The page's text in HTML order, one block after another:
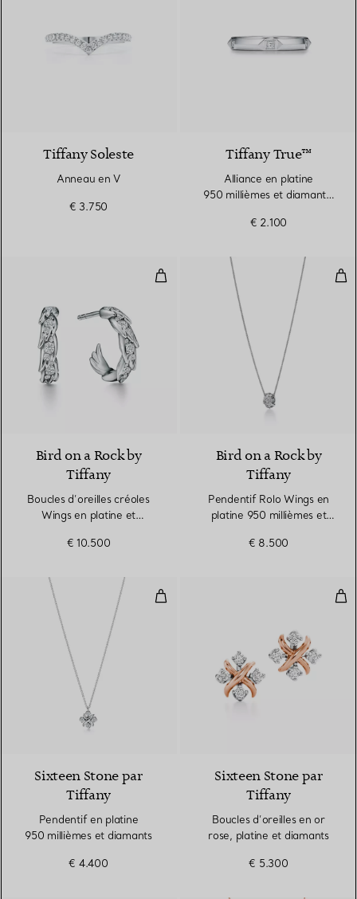
Tiffany Soleste
Anneau en V
€ 3.750
Tiffany True™
Alliance en platine
950 millièmes et diamants.
€ 2.100
Boucles d’oreilles créoles
2 Matériaux
Bird on a Rock by
Tiffany
Boucles d’oreilles créoles
Wings en platine et
€ 10.500
Bird on a Rock by
Tiffany
Pendentif Rolo Wings en
platine 950 millièmes et
€ 8.500
Pendentif en platine 950
Sixteen Stone par
Tiffany
Pendentif en platine
950 millièmes et diamants
€ 4.400
Sixteen Stone par
Tiffany
Boucles d’oreilles en or
rose, platine et diamants
€ 5.300